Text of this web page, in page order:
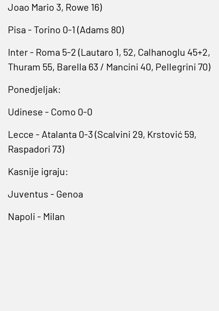
Joao Mario 3, Rowe 16)
Pisa - Torino 0-1 (Adams 80)
Inter - Roma 5-2 (Lautaro 1, 52, Calhanoglu 45+2,
Thuram 55, Barella 63 / Mancini 40, Pellegrini 70)
Ponedjeljak:
Udinese - Como 0-0
Lecce - Atalanta 0-3 (Scalvini 29, Krstović 59,
Raspadori 73)
Kasnije igraju:
Juventus - Genoa
Napoli - Milan